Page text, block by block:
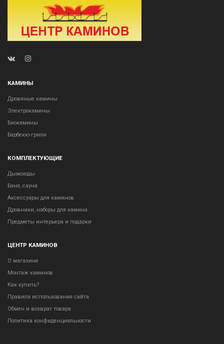
КАМИНЫ
Дровяные камины
Электрокамины
Биокамины
Барбекю-грили
КОМПЛЕКТУЮЩИЕ
Дымоходы
Баня, сауна
Аксессуары для каминов
Дровники, наборы для камина
Предметы интерьера и подарки
ЦЕНТР КАМИНОВ
О магазине
Монтаж каминов
Как купить?
Правила использования сайта
Обмен и возврат товара
Политика конфиденциальности